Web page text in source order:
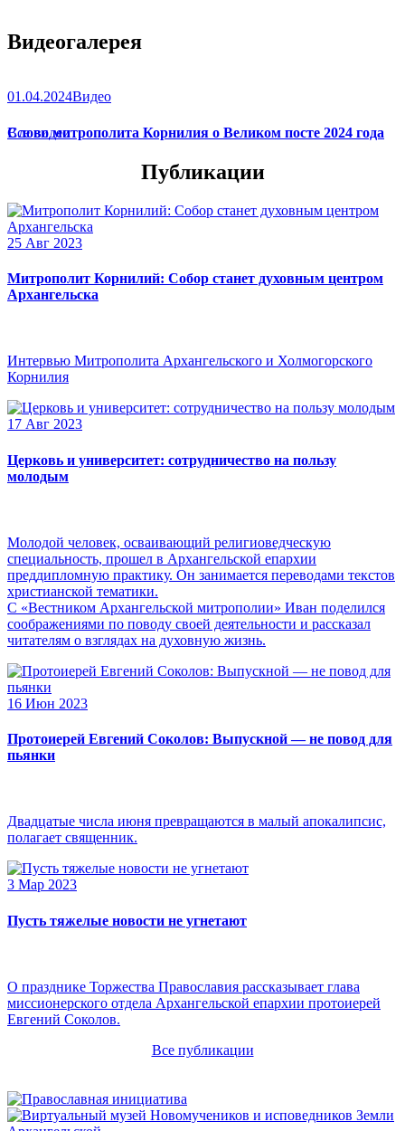
Видеогалерея
01.04.2024Видео
Слово митрополита Корнилия о Великом посте 2024 года
Все видео
Публикации
25 Авг 2023
Митрополит Корнилий: Собор станет духовным центром
Архангельска
Интервью Митрополита Архангельского и Холмогорского
Корнилия
17 Авг 2023
Церковь и университет: сотрудничество на пользу
молодым
Молодой человек, осваивающий религиоведческую
специальность, прошел в Архангельской епархии
преддипломную практику. Он занимается переводами текстов
христианской тематики.
С «Вестником Архангельской митрополии» Иван поделился
соображениями по поводу своей деятельности и рассказал
читателям о взглядах на духовную жизнь.
16 Июн 2023
Протоиерей Евгений Соколов: Выпускной — не повод для
пьянки
Двадцатые числа июня превращаются в малый апокалипсис,
полагает священник.
3 Мар 2023
Пусть тяжелые новости не угнетают
О празднике Торжества Православия рассказывает глава
миссионерского отдела Архангельской епархии протоиерей
Евгений Соколов.
Все публикации